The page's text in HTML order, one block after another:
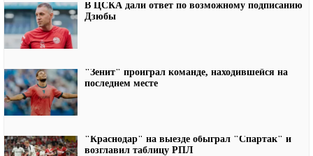
В ЦСКА дали ответ по возможному подписанию
Дзюбы
"Зенит" проиграл команде, находившейся на
последнем месте
"Краснодар" на выезде обыграл "Спартак" и
возглавил таблицу РПЛ